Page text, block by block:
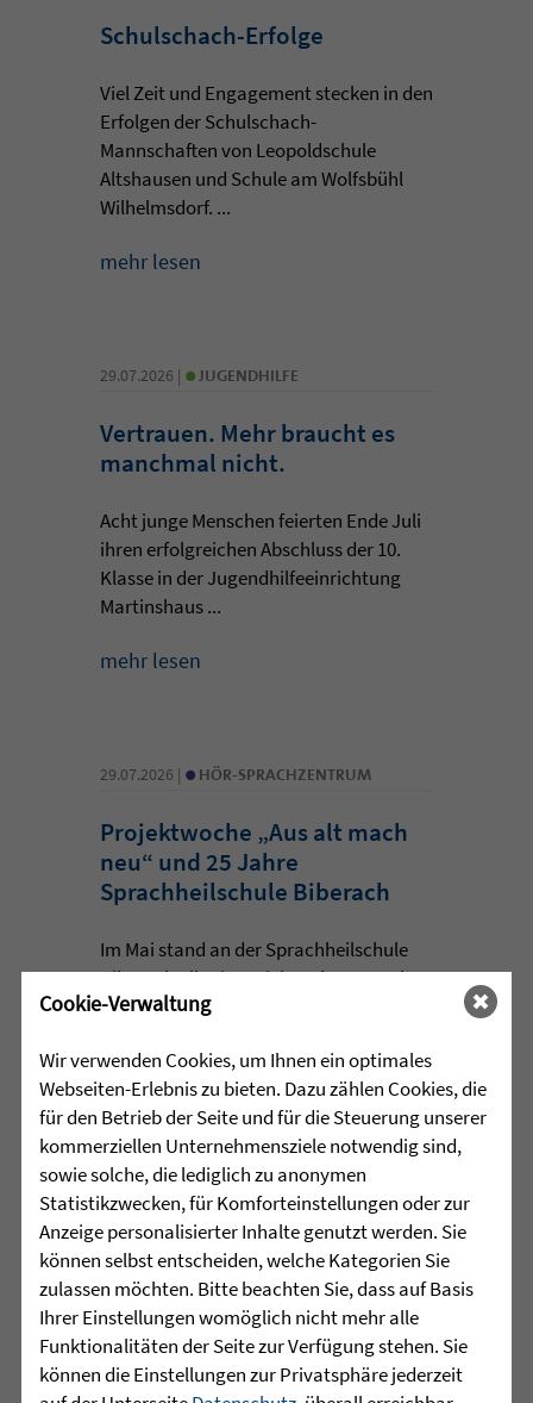
Schulschach-Erfolge
Viel Zeit und Engagement stecken in den
Erfolgen der Schulschach-
Mannschaften von Leopoldschule
Altshausen und Schule am Wolfsbühl
Wilhelmsdorf. ...
mehr lesen
29.07.2026 | • JUGENDHILFE
Vertrauen. Mehr braucht es
manchmal nicht.
Acht junge Menschen feierten Ende Juli
ihren erfolgreichen Abschluss der 10.
Klasse in der Jugendhilfeeinrichtung
Martinshaus ...
mehr lesen
29.07.2026 | • HÖR-SPRACHZENTRUM
Projektwoche „Aus alt mach
neu“ und 25 Jahre
Sprachheilschule Biberach
Im Mai stand an der Sprachheilschule
Biberach alles im Zeichen des Umwelt-
und Klimaschutzes. Unter dem Motto
die Schülerinnen und Schüler im
Rahmen einer Projektwoche intensiv
mit den Themen Müllvermeidung, ...
mehr lesen
29.07.2026 |• HÖR-SPRACHZENTRUM
Mutmurmeln und
Rechenmäuse - auf geht´s in
Cookie-Verwaltung
Wir verwenden Cookies, um Ihnen ein optimales
Webseiten-Erlebnis zu bieten. Dazu zählen Cookies, die
für den Betrieb der Seite und für die Steuerung unserer
kommerziellen Unternehmensziele notwendig sind,
sowie solche, die lediglich zu anonymen
Statistikzwecken, für Komforteinstellungen oder zur
Anzeige personalisierter Inhalte genutzt werden. Sie
können selbst entscheiden, welche Kategorien Sie
zulassen möchten. Bitte beachten Sie, dass auf Basis
Ihrer Einstellungen womöglich nicht mehr alle
Funktionalitäten der Seite zur Verfügung stehen. Sie
können die Einstellungen zur Privatsphäre jederzeit